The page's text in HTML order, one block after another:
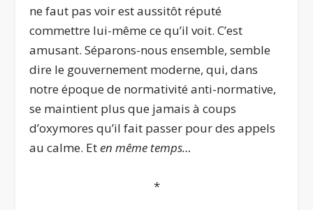
ne faut pas voir est aussitôt réputé
commettre lui-même ce qu’il voit. C’est
amusant. Séparons-nous ensemble, semble
dire le gouvernement moderne, qui, dans
notre époque de normativité anti-normative,
se maintient plus que jamais à coups
d’oxymores qu’il fait passer pour des appels
au calme. Eten même temps…
*